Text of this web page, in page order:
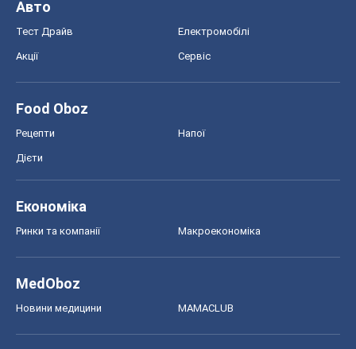
Авто
Тест Драйв Електромобілі
Акції Сервіс
Food Oboz
Рецепти Напої
Дієти
Економіка
Ринки та компанії Макроекономіка
MedOboz
Новини медицини MAMACLUB